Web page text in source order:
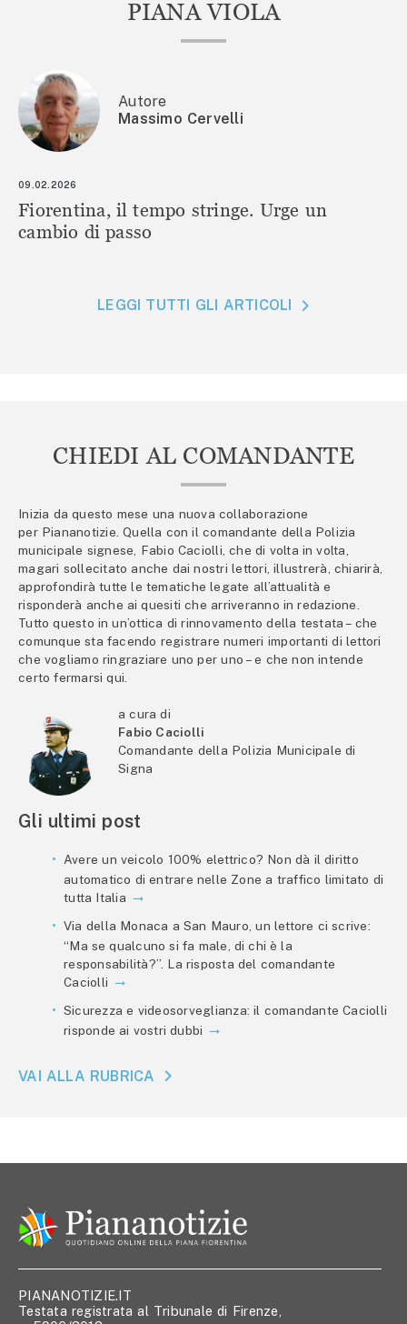
PIANA VIOLA
Autore
Massimo Cervelli
09.02.2026
Fiorentina, il tempo stringe. Urge un
cambio di passo
LEGGI TUTTI GLI ARTICOLI
CHIEDI AL COMANDANTE
Inizia da questo mese una nuova collaborazione
per Piananotizie. Quella con il comandante della Polizia
municipale signese, Fabio Caciolli, che di volta in volta,
magari sollecitato anche dai nostri lettori, illustrerà, chiarirà,
approfondirà tutte le tematiche legate all’attualità e
risponderà anche ai quesiti che arriveranno in redazione.
Tutto questo in un’ottica di rinnovamento della testata – che
comunque sta facendo registrare numeri importanti di lettori
che vogliamo ringraziare uno per uno – e che non intende
certo fermarsi qui.
a cura di
Fabio Caciolli
Comandante della Polizia Municipale di
Signa
Gli ultimi post
Avere un veicolo 100% elettrico? Non dà il diritto
automatico di entrare nelle Zone a traffico limitato di
tutta Italia
Via della Monaca a San Mauro, un lettore ci scrive:
“Ma se qualcuno si fa male, di chi è la
responsabilità?”. La risposta del comandante
Caciolli
Sicurezza e videosorveglianza: il comandante Caciolli
risponde ai vostri dubbi
VAI ALLA RUBRICA
PIANANOTIZIE.IT
Testata registrata al Tribunale di Firenze,